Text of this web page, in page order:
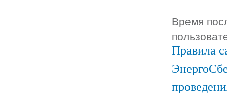
Время
Правила